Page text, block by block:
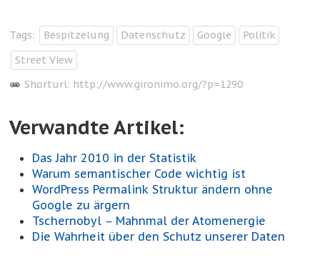
Tags: Bespitzelung Datenschutz Google
Politik
Street View
Shorturl: http://www.gironimo.org/?p=1290
Verwandte Artikel:
Das Jahr 2010 in der Statistik
Warum semantischer Code wichtig ist
WordPress Permalink Struktur ändern ohne
Google zu ärgern
Tschernobyl – Mahnmal der Atomenergie
Die Wahrheit über den Schutz unserer Daten